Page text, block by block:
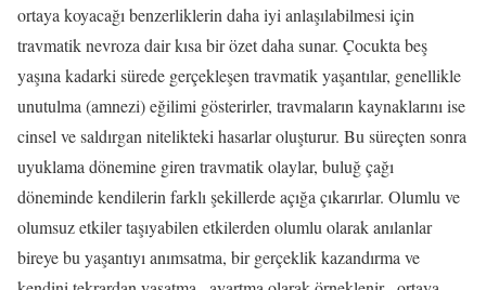
ortaya koyacağı benzerliklerin daha iyi anlaşılabilmesi için
travmatik nevroza dair kısa bir özet daha sunar. Çocukta beş
yaşına kadarki sürede gerçekleşen travmatik yaşantılar, genellikle
unutulma (amnezi) eğilimi gösterirler, travmaların kaynaklarını ise
cinsel ve saldırgan nitelikteki hasarlar oluşturur. Bu süreçten sonra
uyuklama dönemine giren travmatik olaylar, buluğ çağı
döneminde kendilerin farklı şekillerde açığa çıkarırlar. Olumlu ve
olumsuz etkiler taşıyabilen etkilerden olumlu olarak anılanlar
bireye bu yaşantıyı anımsatma, bir gerçeklik kazandırma ve